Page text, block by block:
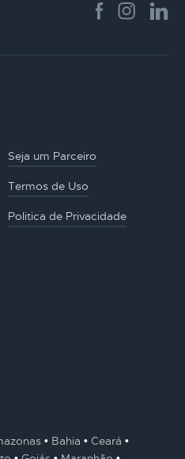
Seja um Parceiro
Termos de Uso
Politica de Privacidade
Bahia
Ceará